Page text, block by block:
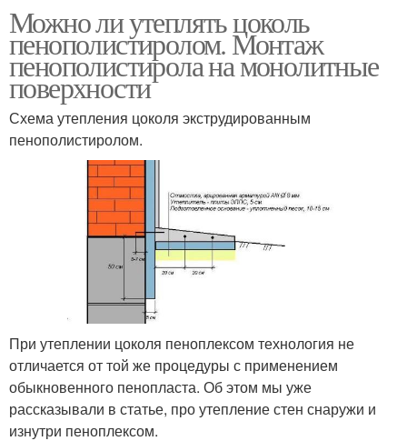
Можно ли утеплять цоколь
пенополистиролом. Монтаж
пенополистирола на монолитные
поверхности
Схема утепления цоколя экструдированным
пенополистиролом.
При утеплении цоколя пеноплексом технология не
отличается от той же процедуры с применением
обыкновенного пенопласта. Об этом мы уже
рассказывали в статье, про утепление стен снаружи и
изнутри пеноплексом.